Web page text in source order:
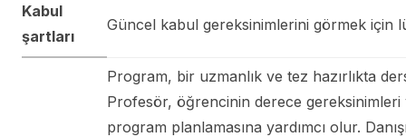
Kabul
şartları
Güncel kabul gereksinimlerini görmek için
Program, bir uzmanlık ve tez hazırlıkta
Profesör, öğrencinin derece
program planlamasına yardımcı olur.